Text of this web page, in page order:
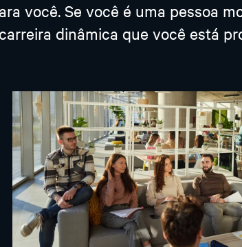
você. Se você é uma pessoa
dinâmica que você está